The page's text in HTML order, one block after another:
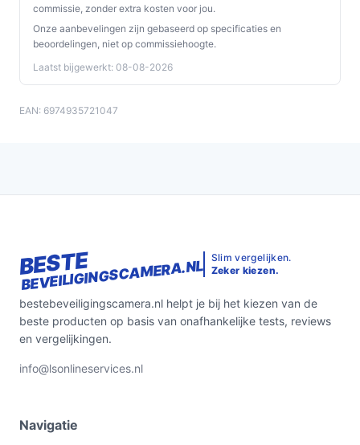
commissie, zonder extra kosten voor jou.
Onze aanbevelingen zijn gebaseerd op specificaties en
beoordelingen, niet op commissiehoogte.
Laatst bijgewerkt: 08-08-2026
EAN: 6974935721047
BESTE
BEVEILIGINGSCAMERA.NL Slim vergelijken.
Zeker kiezen.
bestebeveiligingscamera.nl helpt je bij het kiezen van de
beste producten op basis van onafhankelijke tests, reviews
en vergelijkingen.
info@lsonlineservices.nl
Navigatie